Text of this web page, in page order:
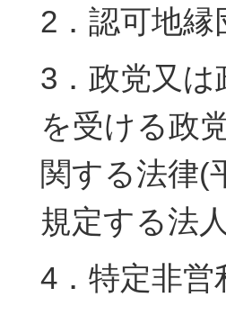
2．認可地
3．政党又
を受ける政
関する法律(
規定する法人
4．特定非営